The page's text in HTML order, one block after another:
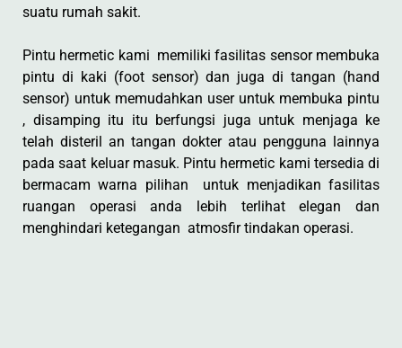
suatu rumah sakit.
Pintu hermetic kami memiliki fasilitas sensor membuka
pintu di kaki (foot sensor) dan juga di tangan (hand
sensor) untuk memudahkan user untuk membuka pintu
, disamping itu itu berfungsi juga untuk menjaga ke
telah disteril an tangan dokter atau pengguna lainnya
pada saat keluar masuk. Pintu hermetic kami tersedia di
bermacam warna pilihan untuk menjadikan fasilitas
ruangan operasi anda lebih terlihat elegan dan
menghindari ketegangan atmosfir tindakan operasi.